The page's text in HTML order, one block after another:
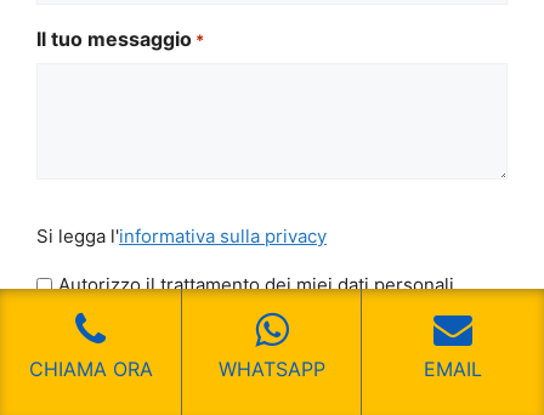
Il tuo messaggio *
legga
l'informativa
sulla
privacy
*
Si legga l'informativa sulla privacy
Autorizzo il trattamento dei miei dati personali
CAPTCHA
CHIAMA ORA
WHATSAPP EMAIL